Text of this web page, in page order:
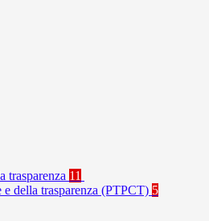
trasparenza 11
della trasparenza (PTPCT) 5